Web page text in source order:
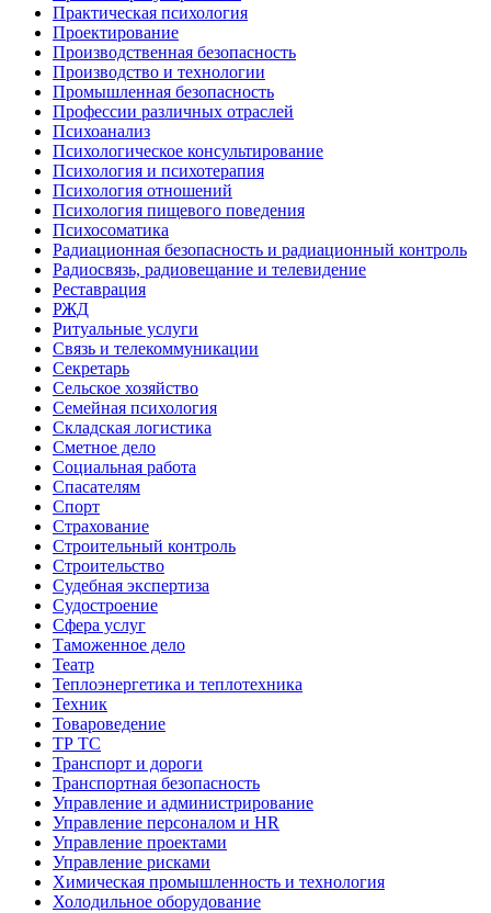
Практическая психология
Проектирование
Производственная безопасность
Производство и технологии
Промышленная безопасность
Профессии различных отраслей
Психоанализ
Психологическое консультирование
Психология и психотерапия
Психология отношений
Психология пищевого поведения
Психосоматика
Радиационная безопасность и радиационный контроль
Радиосвязь, радиовещание и телевидение
Реставрация
РЖД
Ритуальные услуги
Связь и телекоммуникации
Секретарь
Сельское хозяйство
Семейная психология
Складская логистика
Сметное дело
Социальная работа
Спасателям
Спорт
Страхование
Строительный контроль
Строительство
Судебная экспертиза
Судостроение
Сфера услуг
Таможенное дело
Театр
Теплоэнергетика и теплотехника
Техник
Товароведение
ТР ТС
Транспорт и дороги
Транспортная безопасность
Управление и администрирование
Управление персоналом и HR
Управление проектами
Управление рисками
Химическая промышленность и технология
Холодильное оборудование